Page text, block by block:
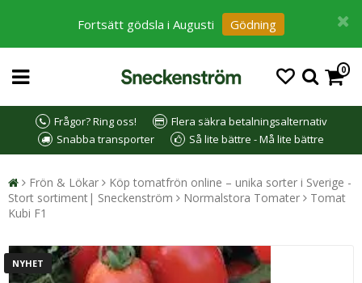
Fortsätt gödsla i Augusti Gödning
0
Frågor? Ring oss!
Flera säkra betalningsalternativ
Snabba transporter
Så lite bättre - Må lite bättre
Frön & Lökar
Köp tomatfrön online – unika sorter i Sverige -
Stort sortiment| Sneckenström
Normalstora Tomater
Tomat
Kubi F1
NYHET